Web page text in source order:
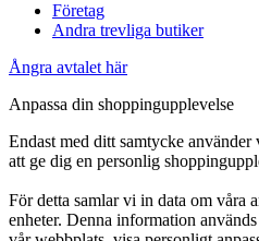
Företag
Andra trevliga butiker
Ångra avtalet här
Anpassa din shoppingupplevelse
Endast med ditt samtycke
att ge dig en personlig
För detta samlar vi in data om våra
enheter. Denna information